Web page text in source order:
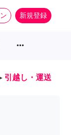
新規登録
more_horiz
引越し・運送